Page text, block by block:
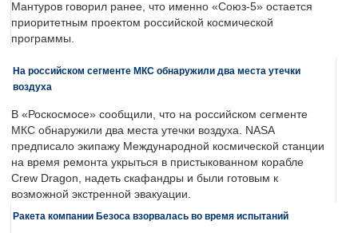
Мантуров говорил ранее, что именно «Союз-5» остается
приоритетным проектом российской космической
программы.
На российском сегменте МКС обнаружили два места утечки
воздуха
В «Роскосмосе» сообщили, что на российском сегменте
МКС обнаружили два места утечки воздуха. NASA
предписало экипажу Международной космической станции
на время ремонта укрыться в пристыкованном корабле
Crew Dragon, надеть скафандры и были готовым к
возможной экстренной эвакуации.
Ракета компании Безоса взорвалась во время испытаний